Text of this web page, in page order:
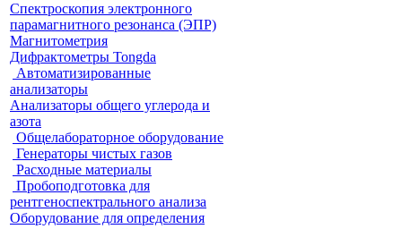
Спектроскопия электронного
парамагнитного резонанса (ЭПР)
Магнитометрия
Дифрактометры Tongda
Автоматизированные
анализаторы
Анализаторы общего углерода и
азота
Общелабораторное оборудование
Генераторы чистых газов
Расходные материалы
Пробоподготовка для
рентгеноспектрального анализа
Оборудование для определения